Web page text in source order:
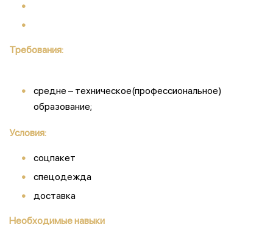
Требования:
средне – техническое(профессиональное)
образование;
Условия:
соцпакет
спецодежда
доставка
Необходимые навыки